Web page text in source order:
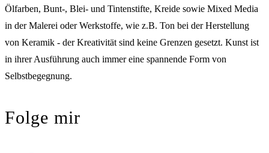
Ölfarben, Bunt-, Blei- und Tintenstifte, Kreide sowie Mixed Media
in der Malerei oder Werkstoffe, wie z.B. Ton bei der Herstellung
von Keramik - der Kreativität sind keine Grenzen gesetzt. Kunst ist
in ihrer Ausführung auch immer eine spannende Form von
Selbstbegegnung.
Folge mir